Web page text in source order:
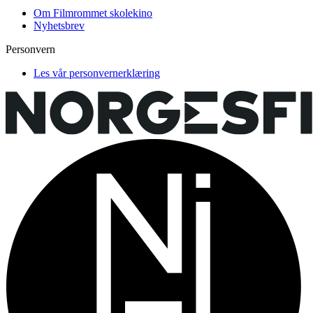
Om Filmrommet skolekino
Nyhetsbrev
Personvern
Les vår personvernerklæring